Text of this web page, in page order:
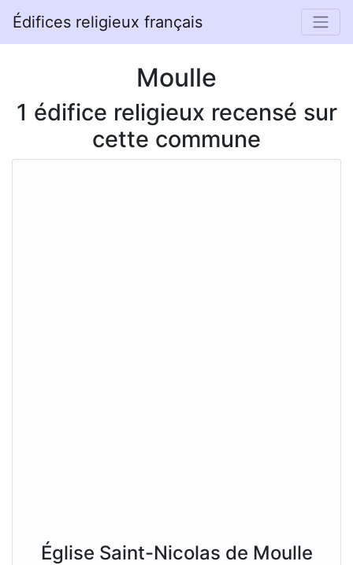
Édifices religieux français
Moulle
1 édifice religieux recensé sur
cette commune
Église Saint-Nicolas de Moulle